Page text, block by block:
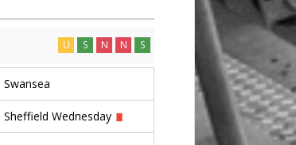
U S N N S
Swansea
Sheffield Wednesday